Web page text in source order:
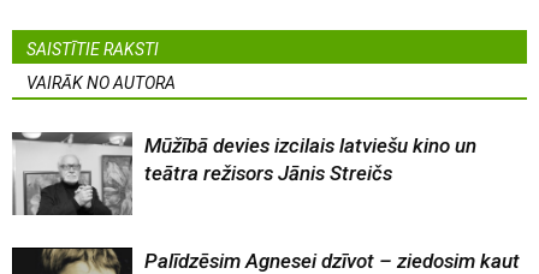
SAISTĪTIE RAKSTI
VAIRĀK NO AUTORA
Mūžībā devies izcilais latviešu kino un
teātra režisors Jānis Streičs
Palīdzēsim Agnesei dzīvot – ziedosim kaut